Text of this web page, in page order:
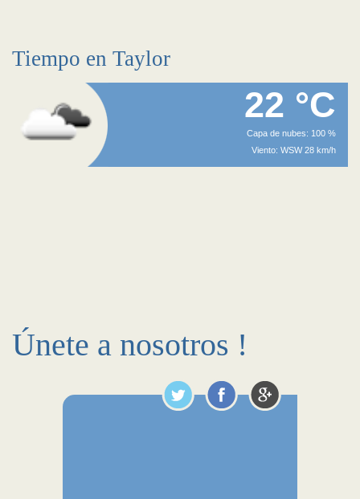
Tiempo en Taylor
22 °C
Capa de nubes: 100 %
Viento: WSW 28 km/h
Únete a nosotros !